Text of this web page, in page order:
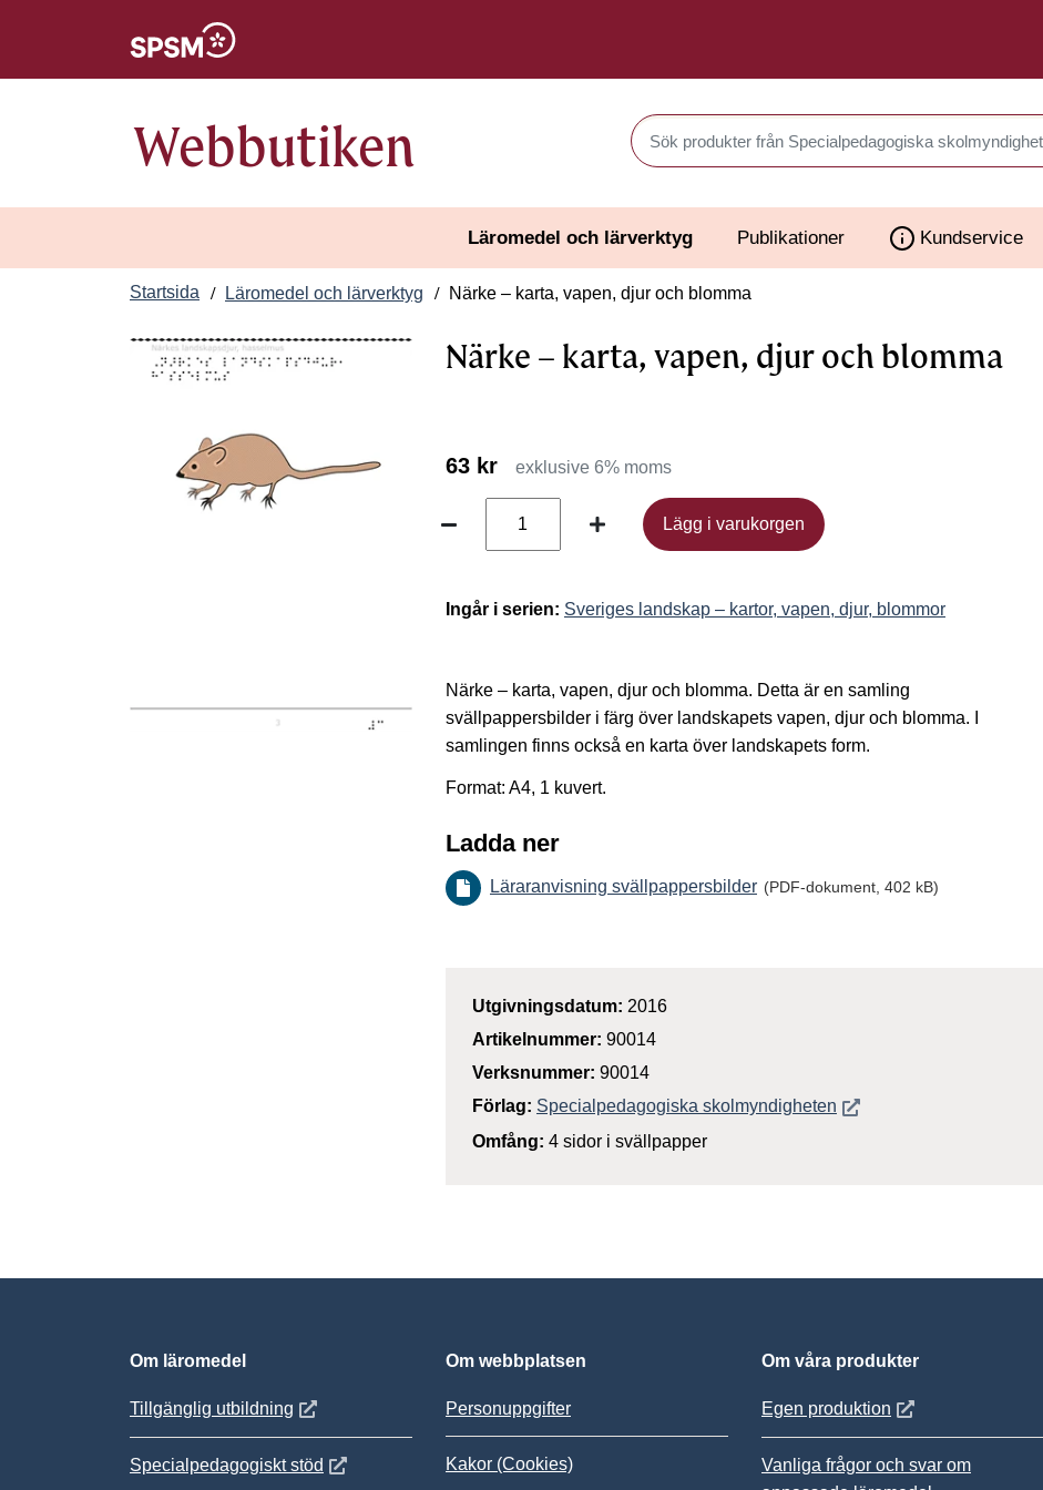
Webbutiken Sök produkter i Webbutiken
Läromedel och lärverktyg Publikationer Kundservice
Startsida Läromedel och lärverktyg Närke – karta, vapen, djur och blomma
Närke – karta, vapen, djur och blomma
63 kr exklusive 6% moms
Lägg i varukorgen
Lägg i varukorgen
Ingår i serien: Sveriges landskap – kartor, vapen, djur, blommor
Närke – karta, vapen, djur och blomma. Detta är en samling
svällpappersbilder i färg över landskapets vapen, djur och blomma. I
samlingen finns också en karta över landskapets form.
Format: A4, 1 kuvert.
Ladda ner
Läraranvisning svällpappersbilder (PDF-dokument, 402 kB)
Utgivningsdatum: 2016
Artikelnummer: 90014
Verksnummer: 90014
Förlag: Specialpedagogiska skolmyndighetenÖppnas i nytt fönster
Omfång: 4 sidor i svällpapper
Om läromedel
Tillgänglig utbildning Öppnas i nytt fönster
Specialpedagogiskt stöd Öppnas i nytt fönster
Om webbplatsen
Personuppgifter
Kakor (Cookies)
Om våra produkter
Egen produktion Öppnas i nytt fönster
Vanliga frågor och svar om